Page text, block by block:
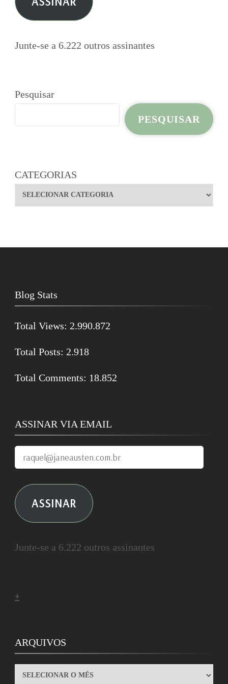
mail
Junte-se a 6.222 outros assinantes
Pesquisar
PESQUISAR
CATEGORIAS
Blog Stats
Total Views: 2.990.872
Total Posts: 2.918
Total Comments: 18.852
ASSINAR VIA EMAIL
raquel@janeausten.com.br
ASSINAR
Junte-se a 6.222 outros assinantes
+
ARQUIVOS
ARQUIVOS